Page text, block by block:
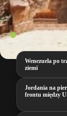
Wenezuela po
ziemi
Jordania na
frontu między